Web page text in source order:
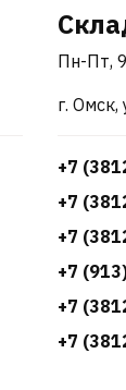
Пн-Пт,
г. Омск,
+7
+7
+7
+7
+7
+7